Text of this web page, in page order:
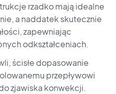
rzadko mają idealne
a naddatek skutecznie
zapewniając
odkształceniach.
ścisłe dopasowanie
przepływowi
zjawiska konwekcji.